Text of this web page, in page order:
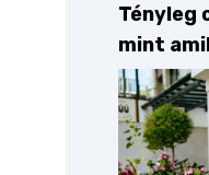
Tényleg
mint